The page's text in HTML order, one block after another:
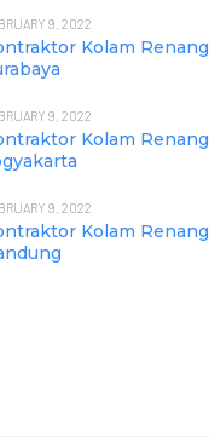
9, 2022
Kolam Renang
9, 2022
Kolam Renang
9, 2022
Kolam Renang